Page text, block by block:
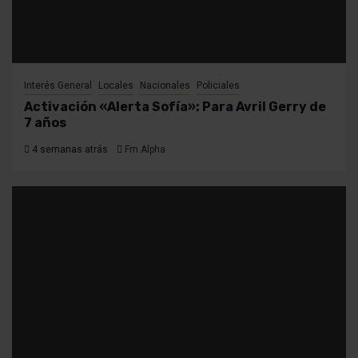
Interés General Locales Nacionales Policiales
Activación «Alerta Sofía»: Para Avril Gerry de
7 años
4 semanas atrás Fm Alpha